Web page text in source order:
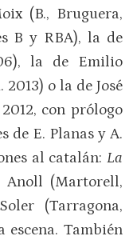
(B., Bruguera,
B y RBA), la de
la de Emilio
o la de José
con prólogo
de E. Planas y A.
al catalán: La
Anoll (Martorell,
(Tarragona,
escena. También